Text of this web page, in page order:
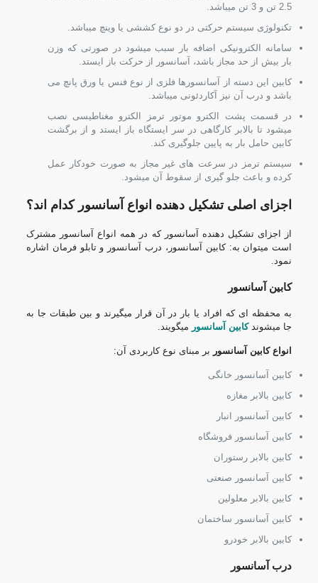
2.5 تن و 3 تن میباشد.
تکنولوژی سیستم حرکتی در دو نوع کششی یا وینچ میباشد.
سامانه الکترونیکی اضافه بار سبب میشود در صورتی که وزن
بار بیش از حد مجاز باشد، آسانسور از حرکت باز ایستد.
کابین این دسته از آسانسورها فلزی از نوع فنس یا ورق پانچ می
باشد و درب آن نیز آکاردئونی میباشد.
در قسمت پشت الکترو موتور ترمز الکترو مغناطیسی نصب
میشود تا بالابر کارگاهی در سر ایستگاه باز ایستد و از برگشت
کابین حامل بار به پایین جلوگیری کند.
سیستم ترمز در سرعت های غیر مجاز به صورت خودکار عمل
کرده و باعث جلو گیری از سقوط آن میشود.
اجزای اصلی تشکیل دهنده انواع آسانسور کدام اند؟
از اجزای تشکیل دهنده آسانسور که در همه انواع آسانسور مشترک
است میتوان به: کابین آسانسور، درب آسانسور و تابلو فرمان اشاره
نمود.
کابین آسانسور
به محفظه ای که افراد یا بار در آن قرار میگیرند و بین طبقات جا به
جا میشوندکابین آسانسور میگویند.
انواع کابین آسانسور بر مبنای نوع کاربردی آن:
کابین آسانسور خانگی
کابین بالابر مغازه
کابین آسانسور انبار
کابین آسانسور فروشگاه
کابین بالابر رستوران
کابین آسانسور صنعتی
کابین بالابر معلولین
کابین آسانسور ساختمان
کابین بالابر خودرو
درب آسانسور